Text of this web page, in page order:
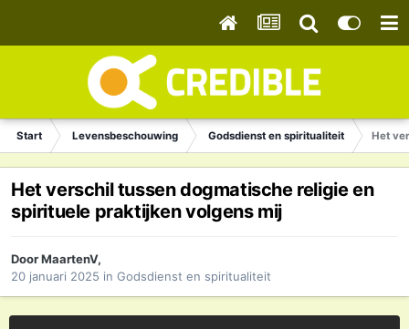
Start Levensbeschouwing Godsdienst en spiritualiteit Het
Het verschil tussen dogmatische religie en
spirituele praktijken volgens mij
DoorMaartenV,
20 januari 2025 in Godsdienst en spiritualiteit